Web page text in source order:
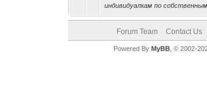
индивидуалкам по
Forum Team Contact Us
Powered By MyBB, © 2002-